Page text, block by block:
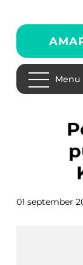
Menu
Pepparrot och
01 september